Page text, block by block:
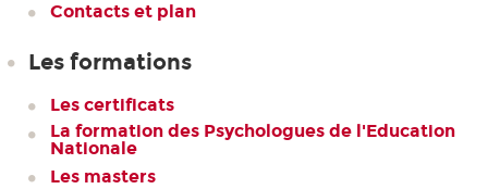
Contacts et plan
Les formations
Les certificats
La formation des Psychologues de l'Education
Nationale
Les masters